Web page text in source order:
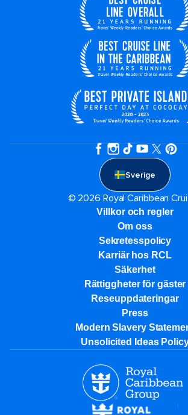
Sverige
© 2026 Royal Caribbean
Villkor och regler
Om oss
Sekretesspolicy
Karriär hos RCL
Säkerhet
Rättiggheter för gäster
Reseuppdateringar​
Press
Modern Slavery
Unsolicited Ideas